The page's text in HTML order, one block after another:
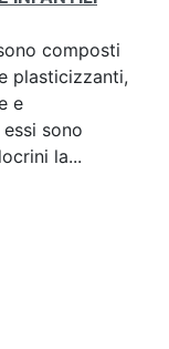
composti
plasticizzanti,
e
sono
la...